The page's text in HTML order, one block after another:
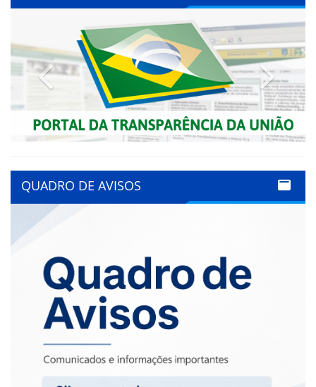
Previous Next
QUADRO DE AVISOS